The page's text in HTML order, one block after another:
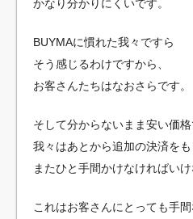
かなり分かりにくいです。
BUYMAに慣れた我々ですら
そう感じるわけですから、
お客さんたちはなおさらです。
そして分からないまま安い価格
我々はあとから追加の決済を
またひと手間かけなければいけ
これはお客さんにとっても手間